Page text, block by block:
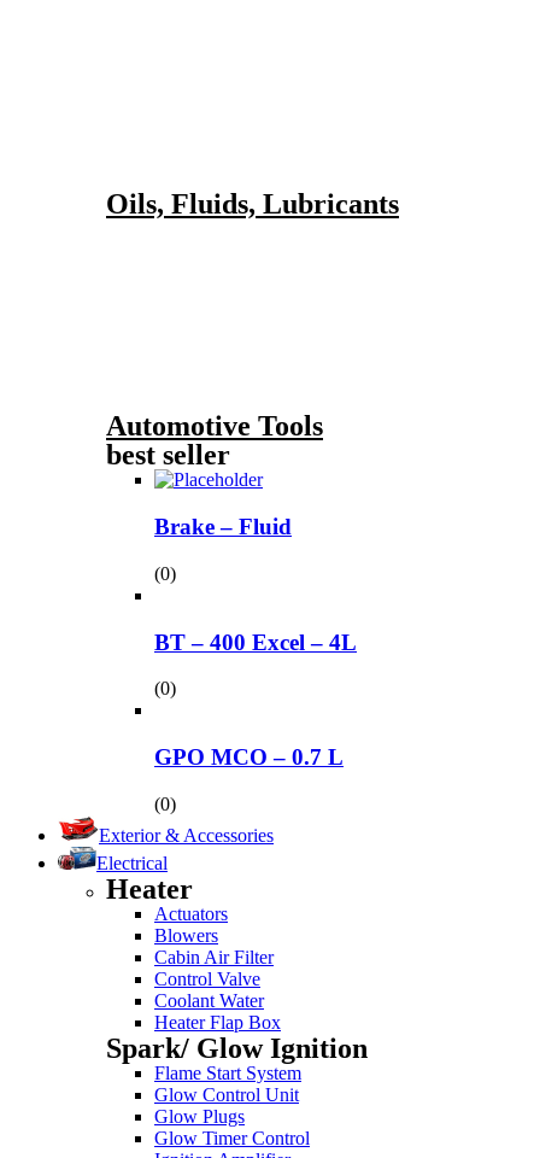
Oils, Fluids, Lubricants
Automotive Tools
best seller
Brake – Fluid
(0)
BT – 400 Excel – 4L
(0)
GPO MCO – 0.7 L
(0)
Exterior & Accessories
Electrical
Heater
Actuators
Blowers
Cabin Air Filter
Control Valve
Coolant Water
Heater Flap Box
Spark/ Glow Ignition
Flame Start System
Glow Control Unit
Glow Plugs
Glow Timer Control